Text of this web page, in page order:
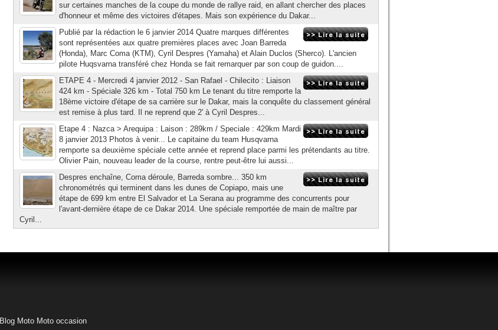
sur certaines manches de la coupe du monde de rallye raid, en allant chercher des places
d'honneur et même des victoires d'étapes. Mais son expérience du Dakar...
Publié par la rédaction le 6 janvier 2014 Quatre marques différentes
sont représentées aux quatre premières places avec Joan Barreda
(Honda), Marc Coma (KTM), Cyril Despres (Yamaha) et Alain Duclos (Sherco). L'ancien
pilote Huqsvarna transféré chez Honda se fait remarquer par son coup de guidon....
ETAPE 4 - Mercredi 4 janvier 2012 - San Rafael - Chilecito : Liaison
424 km - Spéciale 326 km - Total 750 km Le tenant du titre remporte la
18ème victoire d'étape de sa carrière sur le Dakar, mais la conquête du classement général
est remise à plus tard. Il ne reprend que 2' à Cyril Despres...
Etape 4 : Nazca > Arequipa : Laison : 289km / Speciale : 429km Mardi
8 janvier 2013 Photos à venir... Le capitaine du team Husqvarna
remporte sa deuxième spéciale cette année et reprend place parmi les prétendants au titre.
Olivier Pain, nouveau leader de la course, rentre peut-être lui aussi...
Despres enchaîne, Coma déroule, Barreda sombre... 350 km
chronométrés qui terminent dans les dunes de Copiapo, mais une
étape de 699 km entre El Salvador et La Serana au programme des concurrents pour
l'avant-dernière étape de ce Dakar 2014. Une spéciale remportée de main de maître par
Cyril...
Blog Moto Moto occasion